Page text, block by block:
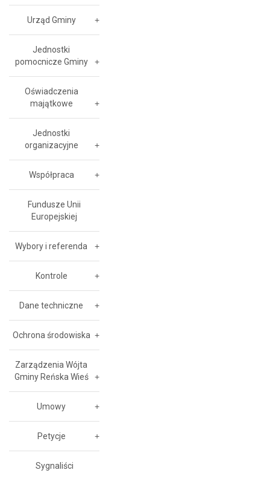
Urząd Gminy
Jednostki
pomocnicze Gminy
Oświadczenia
majątkowe
Jednostki
organizacyjne
Współpraca
Fundusze Unii
Europejskiej
Wybory i referenda
Kontrole
Dane techniczne
Ochrona środowiska
Zarządzenia Wójta
Gminy Reńska Wieś
Umowy
Petycje
Sygnaliści